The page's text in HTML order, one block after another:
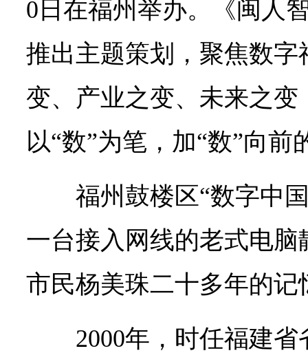
0日在福州举办。《闽人
推出主题策划，聚焦数
变、产业之变、未来之变
以“数”为笔，加“数”向前
福州鼓楼区“数字中
一台接入网线的老式电
市民杨美珠二十多年的记
2000年，时任福建